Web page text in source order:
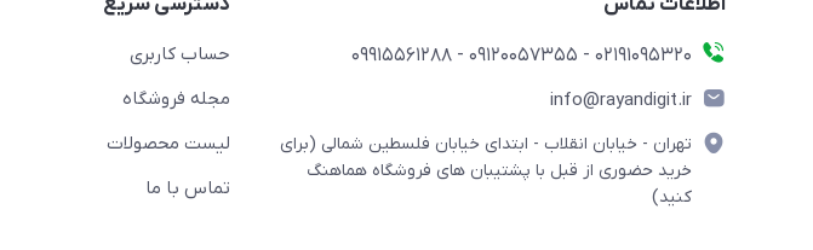
۰۲۱91095320 - 09120057355 - 09915561288
info@rayandigit.ir
تهران - خیابان انقلاب - ابتدای خیابان فلسطین شمالی (برای
خرید حضوری از قبل با پشتیبان های فروشگاه هماهنگ
کنید)
حساب کاربری
مجله فروشگاه
لیست محصولات
تماس با ما